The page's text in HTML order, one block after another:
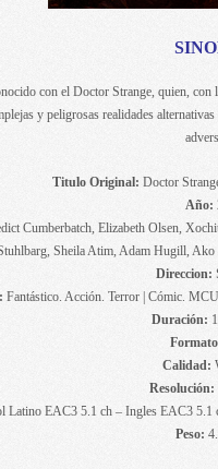
con el Doctor Strange, quien,
y peligrosas realidades
Titulo Original: Doctor
Año:
Cumberbatch, Elizabeth Olsen,
Sheila Atim, Adam Hugill,
Direccion:
Fantástico. Acción. Terror | Cómic.
Duración:
Calidad:
Resolución:
Latino EAC3 5.1 ch – Ingles EAC3
Peso: